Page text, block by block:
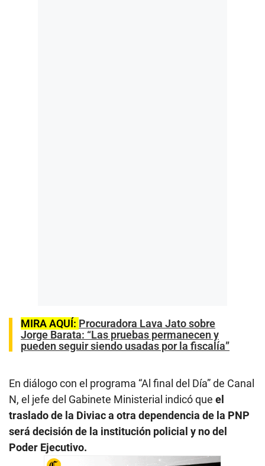
MIRA AQUÍ: Procuradora Lava Jato sobre
Jorge Barata: “Las pruebas permanecen y
pueden seguir siendo usadas por la fiscalía”
En diálogo con el programa “Al final del Día” de Canal
N, el jefe del Gabinete Ministerial indicó que el
traslado de la Diviac a otra dependencia de la PNP
será decisión de la institución policial y no del
Poder Ejecutivo.